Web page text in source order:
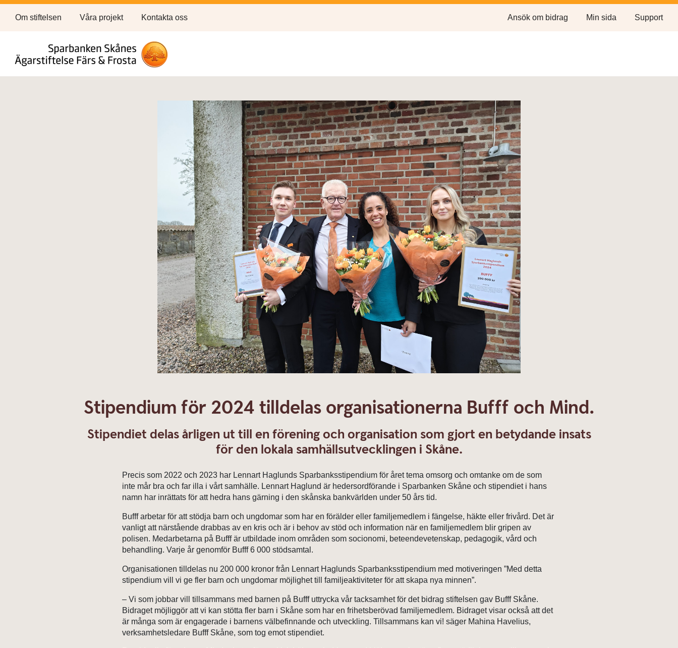
Om stiftelsen Våra projekt Kontakta oss Ansök om bidrag Min sida Support
Stipendium för 2024 tilldelas organisationerna Bufff och Mind.
Stipendiet delas årligen ut till en förening och organisation som gjort en betydande insats
för den lokala samhällsutvecklingen i Skåne.
Precis som 2022 och 2023 har Lennart Haglunds Sparbanksstipendium för året tema omsorg och omtanke om de som
inte mår bra och far illa i vårt samhälle. Lennart Haglund är hedersordförande i Sparbanken Skåne och stipendiet i hans
namn har inrättats för att hedra hans gärning i den skånska bankvärlden under 50 års tid.
Bufff arbetar för att stödja barn och ungdomar som har en förälder eller familjemedlem i fängelse, häkte eller frivård. Det är
vanligt att närstående drabbas av en kris och är i behov av stöd och information när en familjemedlem blir gripen av
polisen. Medarbetarna på Bufff är utbildade inom områden som socionomi, beteendevetenskap, pedagogik, vård och
behandling. Varje år genomför Bufff 6 000 stödsamtal.
Organisationen tilldelas nu 200 000 kronor från Lennart Haglunds Sparbanksstipendium med motiveringen ”Med detta
stipendium vill vi ge fler barn och ungdomar möjlighet till familjeaktiviteter för att skapa nya minnen”.
– Vi som jobbar vill tillsammans med barnen på Bufff uttrycka vår tacksamhet för det bidrag stiftelsen gav Bufff Skåne.
Bidraget möjliggör att vi kan stötta fler barn i Skåne som har en frihetsberövad familjemedlem. Bidraget visar också att det
är många som är engagerade i barnens välbefinnande och utveckling. Tillsammans kan vi! säger Mahina Havelius,
verksamhetsledare Bufff Skåne, som tog emot stipendiet.